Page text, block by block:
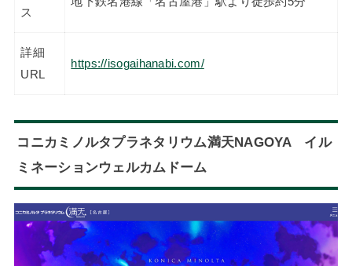
ス
詳細
URL
https://isogaihanabi.com/
コニカミノルタプラネタリウム満天NAGOYA イル
ミネーションウェルカムドーム